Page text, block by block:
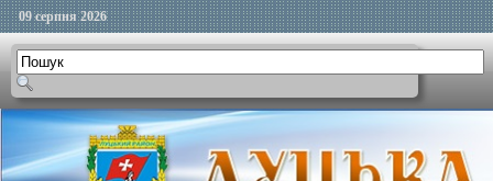
09 серпня 2026